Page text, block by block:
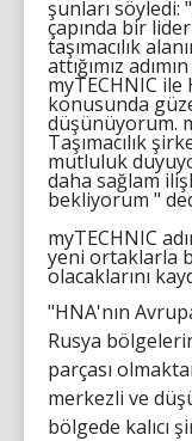
şunları söyledi:
çapında bir
taşımacılık
attığımız
myTECHNIC ile
konusunda
düşünüyorum.
Taşımacılık
mutluluk
daha sağlam
bekliyorum "
myTECHNIC
yeni ortaklarla
olacaklarını
"HNA'nın
Rusya
parçası
merkezli ve
bölgede kalıcı